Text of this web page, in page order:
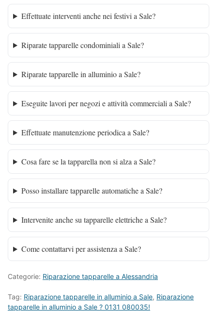
Effettuate interventi anche nei festivi a Sale?
Riparate tapparelle condominiali a Sale?
Riparate tapparelle in alluminio a Sale?
Eseguite lavori per negozi e attività commerciali a Sale?
Effettuate manutenzione periodica a Sale?
Cosa fare se la tapparella non si alza a Sale?
Posso installare tapparelle automatiche a Sale?
Intervenite anche su tapparelle elettriche a Sale?
Come contattarvi per assistenza a Sale?
Categorie: Riparazione tapparelle a Alessandria
Tag: Riparazione tapparelle in alluminio a Sale, Riparazione
tapparelle in alluminio a Sale ? 0131 080035!